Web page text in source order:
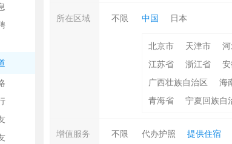
所在区域 不限 中国 日本
北京市 天津市
江苏省
浙江省
广西壮族自治区
海
青海省
宁夏回族自
增值服务 不限 代办护照 提供住宿